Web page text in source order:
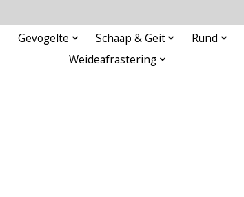
Gevogelte Schaap & Geit Rund
Weideafrastering